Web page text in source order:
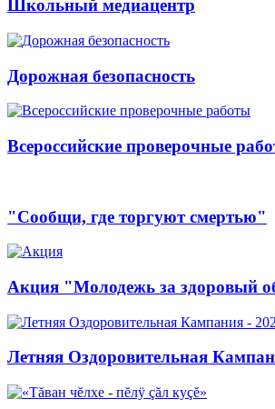
Школьный медиацентр
Дорожная безопасность
Всероссийские проверочные
"Сообщи, где торгуют смертью"
Акция "Молодежь за здоровый
Летняя Оздоровительная